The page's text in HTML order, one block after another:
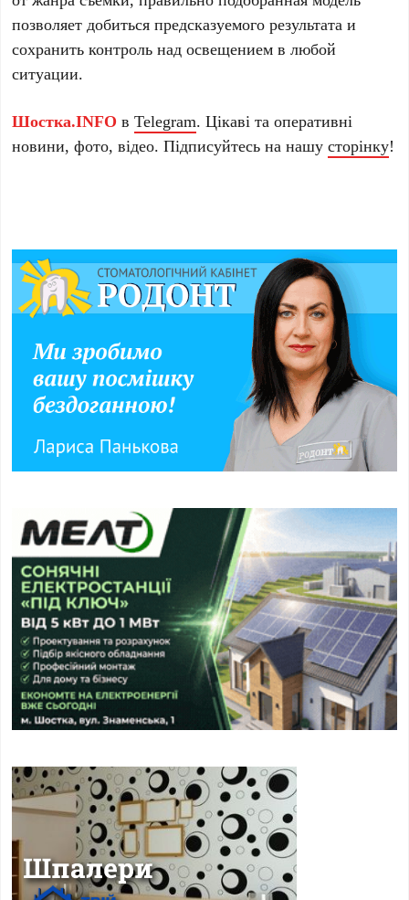
позволяет добиться предсказуемого результата и
сохранить контроль над освещением в любой
ситуации.
Шостка.INFO вTelegram. Цікаві та оперативні
новини, фото, відео. Підписуйтесь на нашусторінку!